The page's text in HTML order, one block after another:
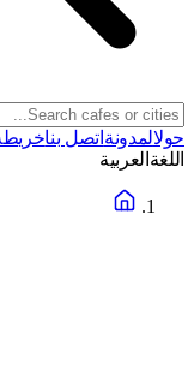
حولالمدونة اتصل بنا
اللغة العربية